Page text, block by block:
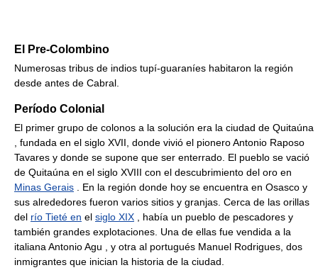
El Pre-Colombino
Numerosas tribus de indios tupí-guaraníes habitaron la región
desde antes de Cabral.
Período Colonial
El primer grupo de colonos a la solución era la ciudad de Quitaúna
, fundada en el siglo XVII, donde vivió el pionero Antonio Raposo
Tavares y donde se supone que ser enterrado. El pueblo se vació
de Quitaúna en el siglo XVIII con el descubrimiento del oro en
Minas Gerais . En la región donde hoy se encuentra en Osasco y
sus alrededores fueron varios sitios y granjas. Cerca de las orillas
del río Tieté en el siglo XIX , había un pueblo de pescadores y
también grandes explotaciones. Una de ellas fue vendida a la
italiana Antonio Agu , y otra al portugués Manuel Rodrigues, dos
inmigrantes que inician la historia de la ciudad.